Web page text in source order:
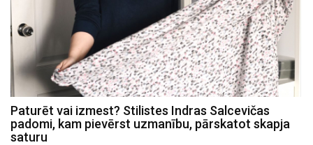
Paturēt vai izmest? Stilistes Indras Salcevičas
padomi, kam pievērst uzmanību, pārskatot skapja
saturu